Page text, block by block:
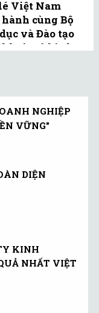
Việt Nam
cùng Bộ
và Đào tạo
mô hình
NGHIỆP
VỮNG"
DIỆN
KINH
NHẤT VIỆT